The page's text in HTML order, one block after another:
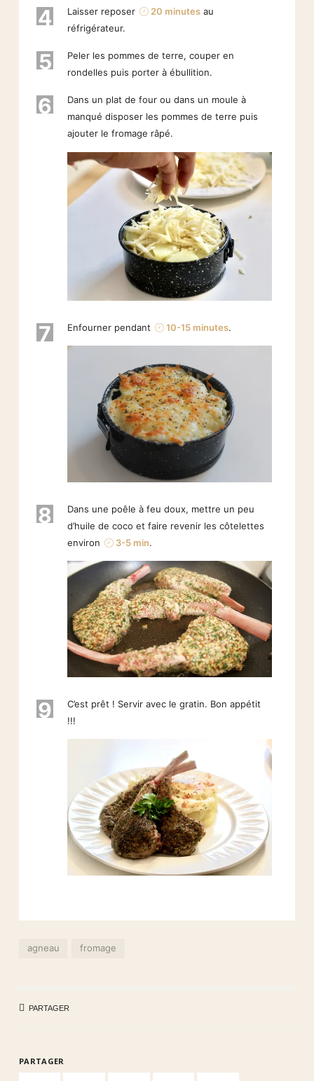
4 Laisser reposer 20 minutes au
réfrigérateur.
5
Peler les pommes de terre, couper en
rondelles puis porter à ébullition.
6
Dans un plat de four ou dans un moule à
manqué disposer les pommes de terre puis
ajouter le fromage râpé.
7 Enfourner pendant 10-15 minutes.
8
Dans une poêle à feu doux, mettre un peu
d’huile de coco et faire revenir les côtelettes
environ
3-5 min.
9
C’est prêt ! Servir avec le gratin. Bon appétit
!!!
agneau fromage
PARTAGER
PARTAGER